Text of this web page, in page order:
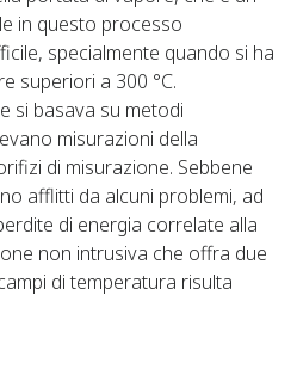
in questo processo
specialmente quando si ha
superiori a 300 °C.
si basava su metodi
misurazioni della
di misurazione. Sebbene
afflitti da alcuni problemi, ad
di energia correlate alla
non intrusiva che offra due
di temperatura risulta